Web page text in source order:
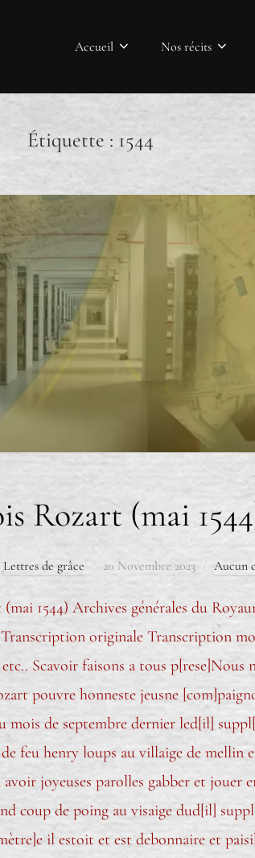
Accueil Nos récits
Étiquette : 1544
Rozart (mai
Lettres de grâce 20 Novembre 2023 Aucun
1544) Archives générales du
originale Transcription
Scavoir faisons a tous p[rese]Nous
pouvre honneste jeusne
de septembre dernier led[il]
feu henry loups au villaige de mellin
joyeuses parolles gabber et jouer
coup de poing au visaige dud[il]
il estoit et est debonnaire et